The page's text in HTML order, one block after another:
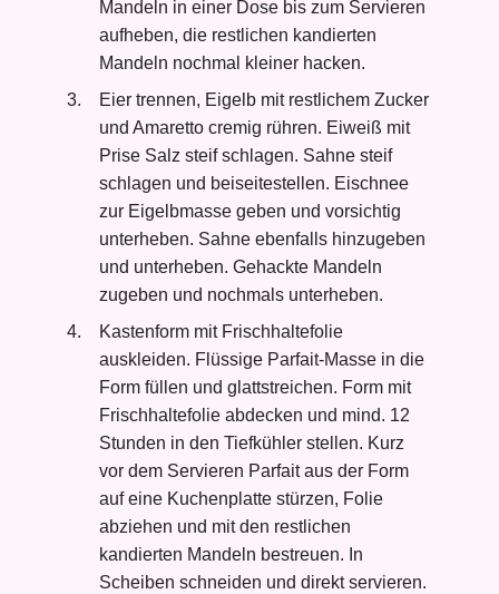
Mandeln in einer Dose bis zum Servieren
aufheben, die restlichen kandierten
Mandeln nochmal kleiner hacken.
Eier trennen, Eigelb mit restlichem Zucker
und Amaretto cremig rühren. Eiweiß mit
Prise Salz steif schlagen. Sahne steif
schlagen und beiseitestellen. Eischnee
zur Eigelbmasse geben und vorsichtig
unterheben. Sahne ebenfalls hinzugeben
und unterheben. Gehackte Mandeln
zugeben und nochmals unterheben.
Kastenform mit Frischhaltefolie
auskleiden. Flüssige Parfait-Masse in die
Form füllen und glattstreichen. Form mit
Frischhaltefolie abdecken und mind. 12
Stunden in den Tiefkühler stellen. Kurz
vor dem Servieren Parfait aus der Form
auf eine Kuchenplatte stürzen, Folie
abziehen und mit den restlichen
kandierten Mandeln bestreuen. In
Scheiben schneiden und direkt servieren.